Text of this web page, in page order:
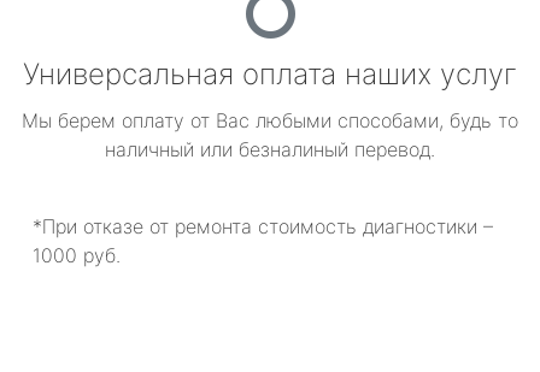
Универсальная оплата наших услуг
Мы берем оплату от Вас любыми способами, будь то
наличный или безналиный перевод.
*При отказе от ремонта стоимость диагностики –
1000 руб.